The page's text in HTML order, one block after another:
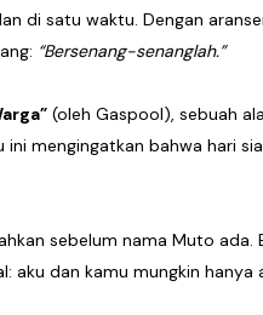
di satu waktu. Dengan
“Bersenang-senanglah.”
(oleh Gaspool), sebuah
mengingatkan bahwa hari
sebelum nama Muto ada.
aku dan kamu mungkin hanya